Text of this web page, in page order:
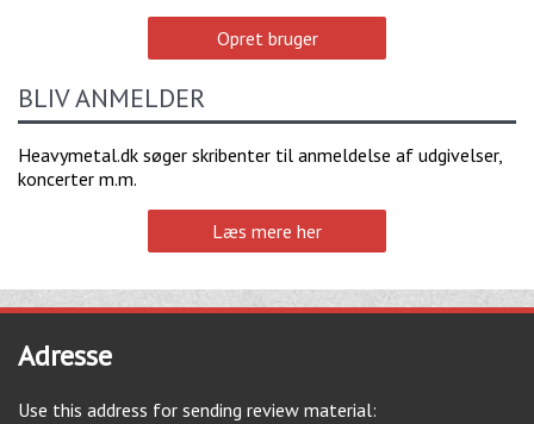
Opret bruger
BLIV ANMELDER
Heavymetal.dk søger skribenter til anmeldelse af udgivelser,
koncerter m.m.
Læs mere her
Adresse
Use this address for sending review material: